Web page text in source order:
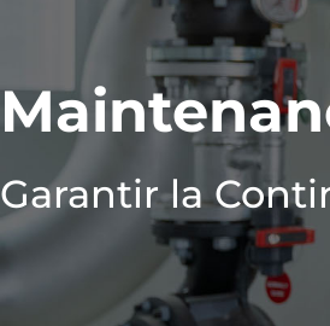
Garantir la